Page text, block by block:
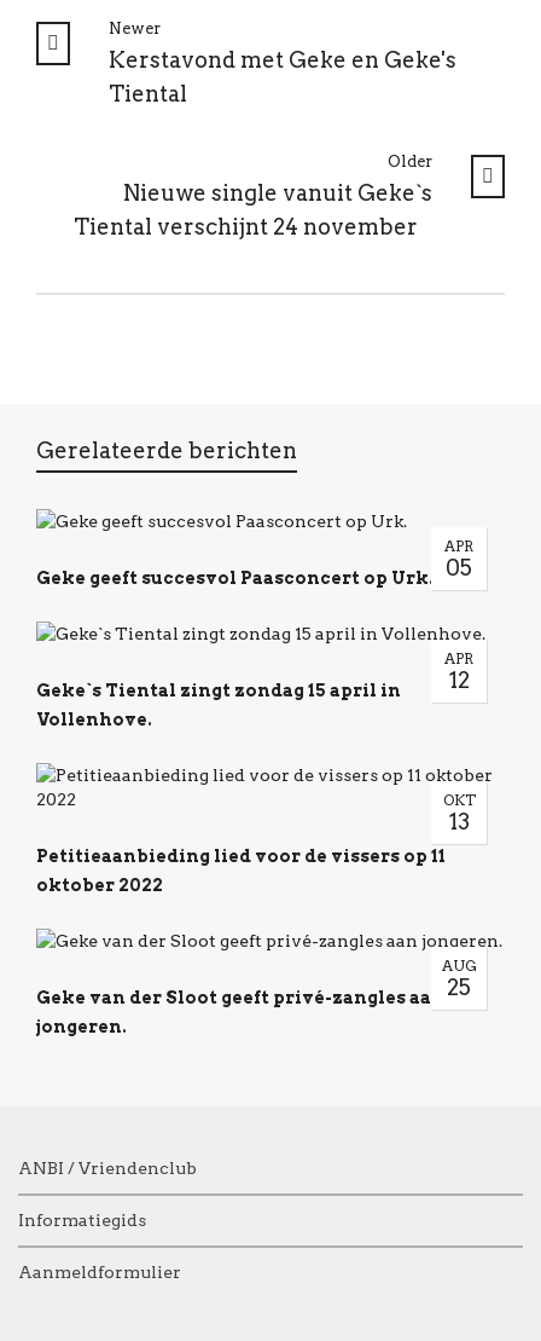
Newer
Kerstavond met Geke en Geke's
Tiental
Older
Nieuwe single vanuit Geke`s
Tiental verschijnt 24 november
Gerelateerde berichten
APR
05
Geke geeft succesvol Paasconcert op Urk.
APR
12
Geke`s Tiental zingt zondag 15 april in
Vollenhove.
OKT
13
Petitieaanbieding lied voor de vissers op 11
oktober 2022
AUG
25
Geke van der Sloot geeft privé-zangles aan
jongeren.
ANBI / Vriendenclub
Informatiegids
Aanmeldformulier